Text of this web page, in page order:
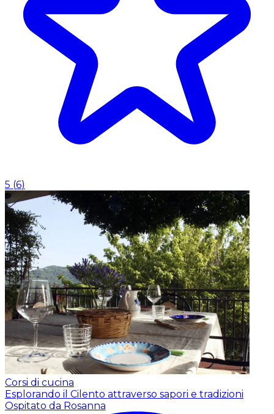
5 (6)
Corsi di cucina
Esplorando il Cilento attraverso sapori e tradizioni
Ospitato da Rosanna